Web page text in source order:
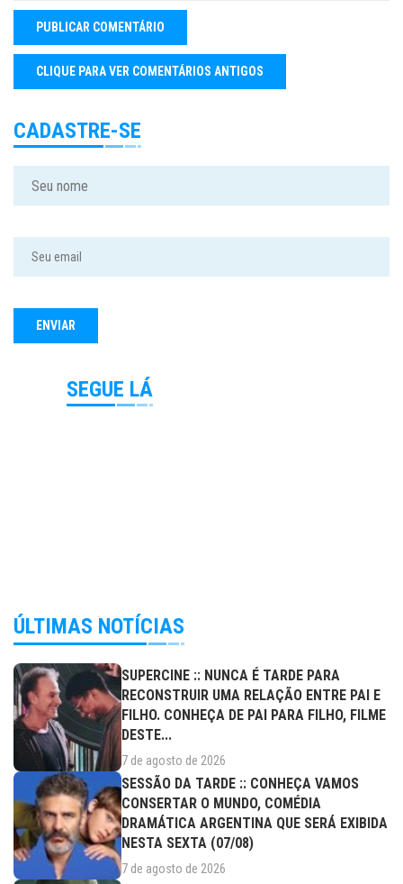
CADASTRE-SE
SEGUE LÁ
ÚLTIMAS NOTÍCIAS
SUPERCINE :: NUNCA É TARDE PARA
RECONSTRUIR UMA RELAÇÃO ENTRE PAI E
FILHO. CONHEÇA DE PAI PARA FILHO, FILME
DESTE...
7 de agosto de 2026
SESSÃO DA TARDE :: CONHEÇA VAMOS
CONSERTAR O MUNDO, COMÉDIA
DRAMÁTICA ARGENTINA QUE SERÁ EXIBIDA
NESTA SEXTA (07/08)
7 de agosto de 2026